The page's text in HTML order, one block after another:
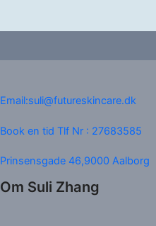
Email:suli@futureskincare.dk
Book en tid Tlf Nr : 27683585
Prinsensgade 46,9000 Aalborg
Om Suli Zhang